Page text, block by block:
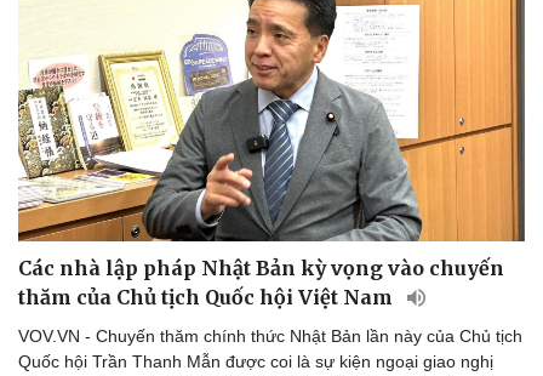
Các nhà lập pháp Nhật Bản kỳ vọng vào chuyến
thăm của Chủ tịch Quốc hội Việt Nam
VOV.VN - Chuyến thăm chính thức Nhật Bản lần này của Chủ tịch
Quốc hội Trần Thanh Mẫn được coi là sự kiện ngoại giao nghị